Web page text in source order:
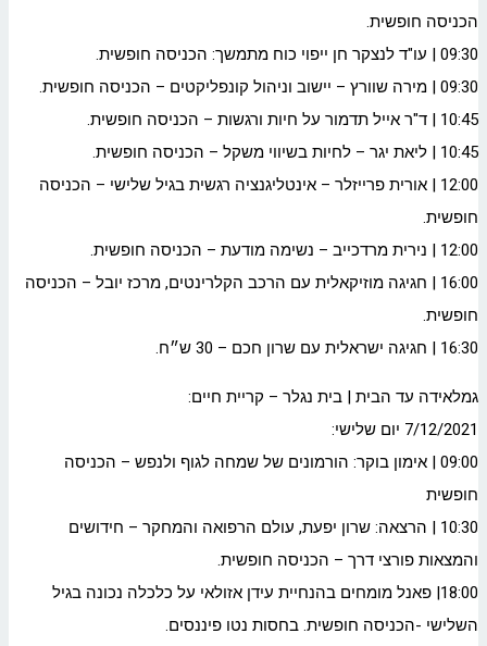
הכניסה חופשית.
09:30 | עו"ד לנצקר חן ייפוי כוח מתמשך: הכניסה חופשית.
09:30 | מירה שוורץ – יישוב וניהול קונפליקטים – הכניסה חופשית.
10:45 | ד"ר אייל תדמור על חיות ורגשות – הכניסה חופשית.
10:45 | ליאת יגר – לחיות בשיווי משקל – הכניסה חופשית.
12:00 | אורית פרייזלר – אינטליגנציה רגשית בגיל שלישי – הכניסה
חופשית.
12:00 | נירית מרדכייב – נשימה מודעת – הכניסה חופשית.
16:00 | חגיגה מוזיקאלית עם הרכב הקלרינטים, מרכז יובל – הכניסה
חופשית.
16:30 | חגיגה ישראלית עם שרון חכם – 30 ש״ח.
גמלאידה עד הבית | בית נגלר – קריית חיים:
7/12/2021 יום שלישי:
09:00 | אימון בוקר: הורמונים של שמחה לגוף ולנפש – הכניסה
חופשית
10:30 | הרצאה: שרון יפעת, עולם הרפואה והמחקר – חידושים
והמצאות פורצי דרך – הכניסה חופשית.
18:00| פאנל מומחים בהנחיית עידן אזולאי על כלכלה נכונה בגיל
השלישי -הכניסה חופשית. בחסות נטו פיננסים.